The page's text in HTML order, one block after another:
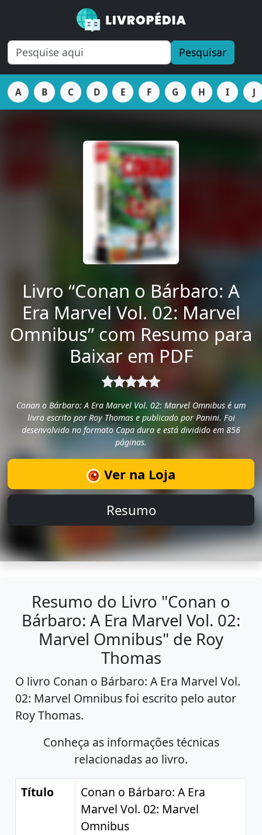
Pesquisar
A B C D E F G H I J
Livro “Conan o Bárbaro: A
Era Marvel Vol. 02: Marvel
Omnibus” com Resumo para
Baixar em PDF
Conan o Bárbaro: A Era Marvel Vol. 02: Marvel Omnibus é um
livro escrito por Roy Thomas e publicado por Panini. Foi
desenvolvido no formato Capa dura e está dividido em 856
páginas.
Ver na Loja
Resumo
Resumo do Livro "Conan o
Bárbaro: A Era Marvel Vol. 02:
Marvel Omnibus" de Roy
Thomas
O livro Conan o Bárbaro: A Era Marvel Vol.
02: Marvel Omnibus foi escrito pelo autor
Roy Thomas.
Conheça as informações técnicas
relacionadas ao livro.
Título
Conan o Bárbaro: A Era
Marvel Vol. 02: Marvel
Omnibus